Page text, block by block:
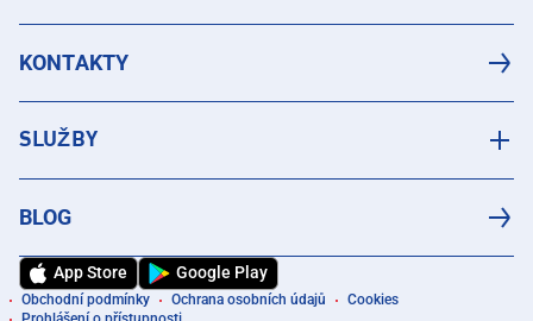
KONTAKTY
SLUŽBY
BLOG
App Store Google Play
Obchodní podmínky Ochrana osobních údajů
Cookies